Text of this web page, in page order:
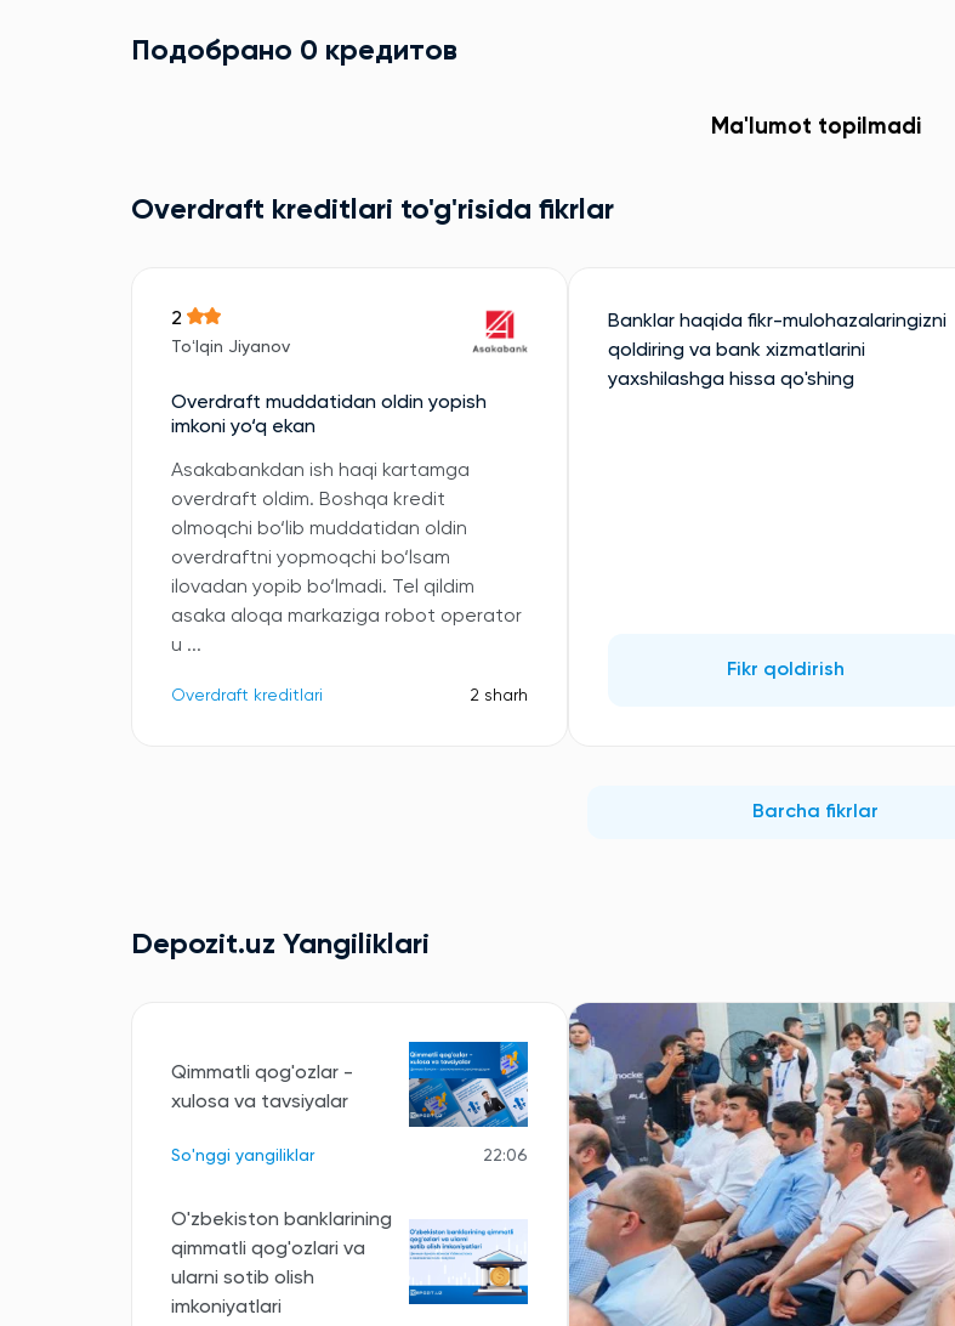
Подобрано 0 кредитов
Ma'lumot topilmadi
Overdraft kreditlari to'g'risida fikrlar
2
Toʻlqin Jiyanov
Overdraft muddatidan oldin yopish
imkoni yo‘q ekan
Asakabankdan ish haqi kartamga
overdraft oldim. Boshqa kredit
olmoqchi bo‘lib muddatidan oldin
overdraftni yopmoqchi bo‘lsam
ilovadan yopib bo‘lmadi. Tel qildim
asaka aloqa markaziga robot operator
u ...
Overdraft kreditlari 2 sharh
Banklar haqida fikr-mulohazalaringizni
qoldiring va bank xizmatlarini
yaxshilashga hissa qo'shing
Fikr qoldirish
Barcha fikrlar
Depozit.uz Yangiliklari
Qimmatli qog'ozlar -
xulosa va tavsiyalar
So'nggi yangiliklar 22:06
O'zbekiston banklarining
qimmatli qog'ozlari va
ularni sotib olish
imkoniyatlari